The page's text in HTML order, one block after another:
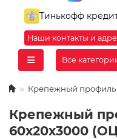
Тинькофф
Наши контакты и
Все
Крепежный профиль
Крепежный
60х20х3000